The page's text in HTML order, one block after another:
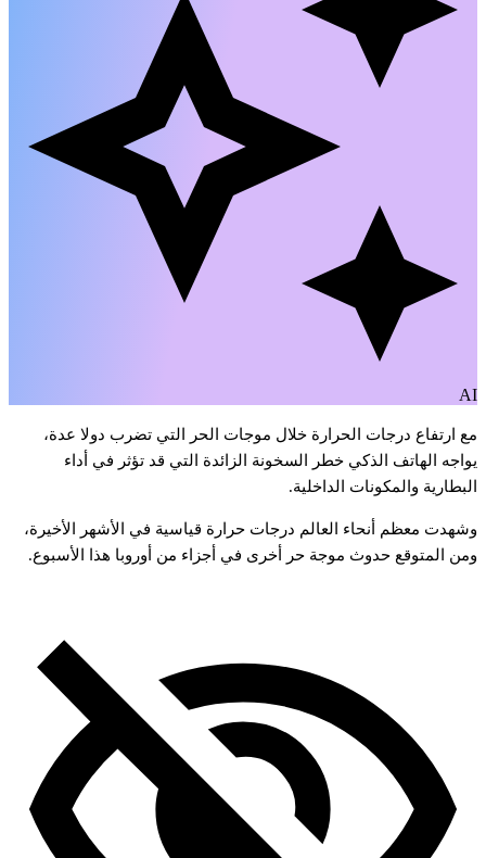
AI
مع ارتفاع درجات الحرارة خلال موجات الحر التي تضرب دولا عدة،
يواجه الهاتف الذكي خطر السخونة الزائدة التي قد تؤثر في أداء
البطارية والمكونات الداخلية.
وشهدت معظم أنحاء العالم درجات حرارة قياسية في الأشهر الأخيرة،
ومن المتوقع حدوث موجة حر أخرى في أجزاء من أوروبا هذا الأسبوع.